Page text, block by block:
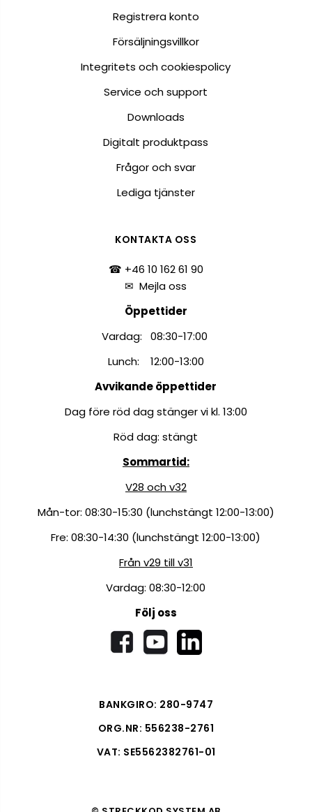
Registrera konto
Försäljningsvillkor
Integritets och cookiespolicy
Service och support
Downloads
Digitalt produktpass
Frågor och svar
Lediga tjänster
KONTAKTA OSS
☎ +46 10 162 61 90
✉Mejla oss
Öppettider
Vardag: 08:30-17:00
Lunch: 12:00-13:00
Avvikande öppettider
Dag före röd dag stänger vi kl. 13:00
Röd dag: stängt
Sommartid:
V28 och v32
Mån-tor: 08:30-15:30 (lunchstängt 12:00-13:00)
Fre: 08:30-14:30 (lunchstängt 12:00-13:00)
Från v29 till v31
Vardag: 08:30-12:00
Följ oss
BANKGIRO: 280-9747
ORG.NR: 556238-2761
VAT: SE5562382761-01